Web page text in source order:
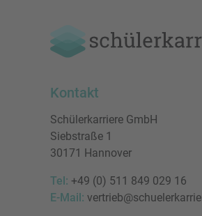
Kontakt
Schülerkarriere GmbH
Siebstraße 1
30171 Hannover
Tel: +49 (0) 511 849 029 16
E-Mail: